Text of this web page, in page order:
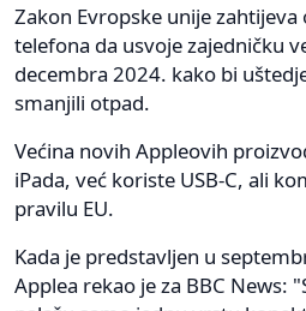
Zakon Evropske unije
telefona da usvoje zajedničku
decembra 2024. kako bi
smanjili otpad.
Većina novih Appleovih
iPada, već koriste USB-C, ali
pravilu EU.
Kada je predstavljen u
Applea rekao je za BBC News: